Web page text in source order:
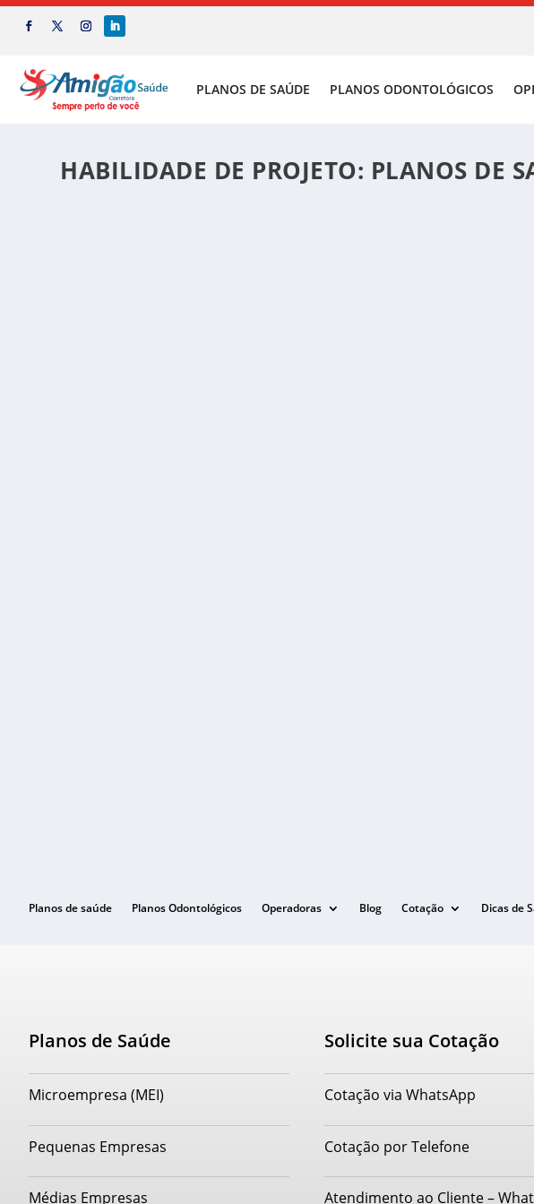
PLANOS DE SAÚDE PLANOS ODONTOLÓGICOS
HABILIDADE DE PROJETO: PLANOS DE
Planos de saúde Planos Odontológicos Operadoras Blog Cotação Dicas de
Planos de Saúde
Microempresa (MEI)
Pequenas Empresas
Médias Empresas
Solicite sua Cotação
Cotação via WhatsApp
Cotação por Telefone
Atendimento ao Cliente –